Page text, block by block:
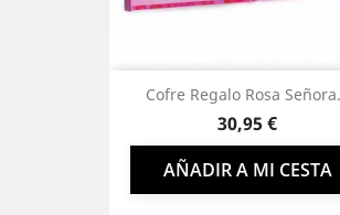
Cofre Regalo Rosa
Precio
30,95 €
AÑADIR A MI CESTA